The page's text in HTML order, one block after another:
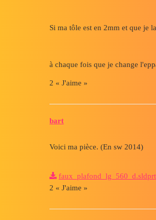
Si ma tôle est en 2mm et que je
à chaque fois que je change
2 « J'aime »
bart
Voici ma pièce. (En sw 2014)
faux_plafond_lg_560_d.sldprt
2 « J'aime »